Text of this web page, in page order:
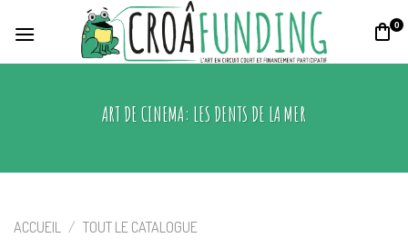
0
ART DE CINEMA: LES DENTS DE LA MER
ACCUEIL / TOUT LE CATALOGUE